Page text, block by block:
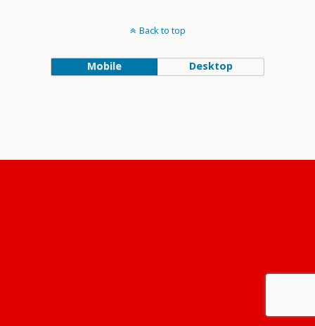
Back to top
Mobile Desktop